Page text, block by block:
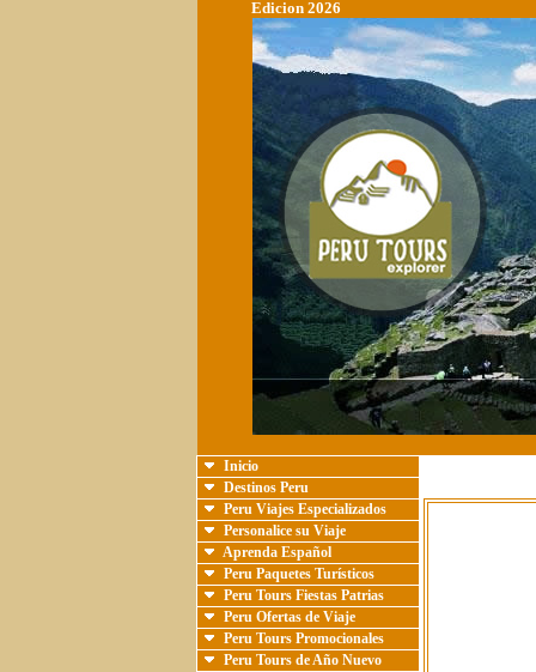
Edicion 2026
Inicio
Destinos Peru
Peru Viajes Especializados
Personalice su Viaje
Aprenda Español
Peru Paquetes Turísticos
Peru Tours Fiestas Patrias
Peru Ofertas de Viaje
Peru Tours Promocionales
Peru Tours de Año Nuevo